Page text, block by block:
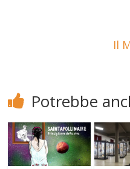
Il
Potrebbe